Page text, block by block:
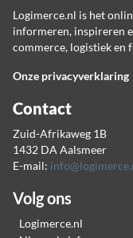
Logimerce.nl is het
informeren, inspireren
commerce, logistiek en
Onze privacyverklaring
Contact
Zuid-Afrikaweg 1B
1432 DA Aalsmeer
E-mail:
Volg ons
Logimerce.nl